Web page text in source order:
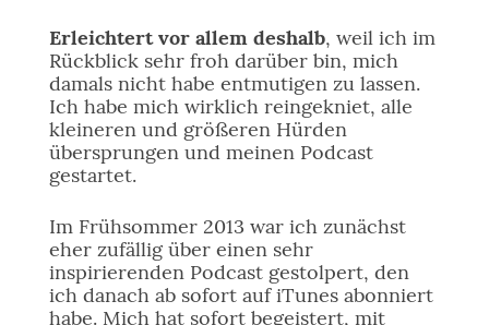
Erleichtert vor allem deshalb, weil ich im
Rückblick sehr froh darüber bin, mich
damals nicht habe entmutigen zu lassen.
Ich habe mich wirklich reingekniet, alle
kleineren und größeren Hürden
übersprungen und meinen Podcast
gestartet.
Im Frühsommer 2013 war ich zunächst
eher zufällig über einen sehr
inspirierenden Podcast gestolpert, den
ich danach ab sofort auf iTunes abonniert
habe. Mich hat sofort begeistert, mit